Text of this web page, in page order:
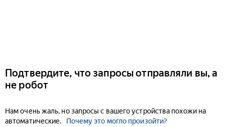
Подтвердите, что запросы отправляли вы, а
не робот
Нам очень жаль, но запросы с вашего устройства похожи на
автоматические.
Почему это могло произойти?